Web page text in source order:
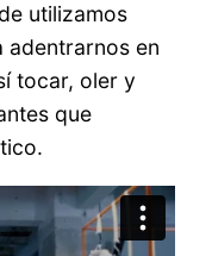
utilizamos
adentrarnos en
tocar, oler y
que